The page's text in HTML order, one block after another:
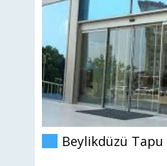
Beylikdüzü